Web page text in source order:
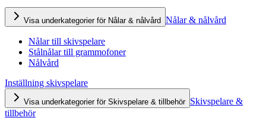
Visa underkategorier för Nålar & nålvård Nålar & nålvård
Nålar till skivspelare
Stålnålar till grammofoner
Nålvård
Inställning skivspelare
Visa underkategorier för Skivspelare & tillbehör Skivspelare &
tillbehör